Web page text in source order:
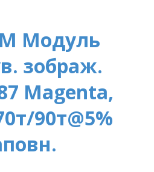
Модуль
зображ.
Magenta,
90т@5%